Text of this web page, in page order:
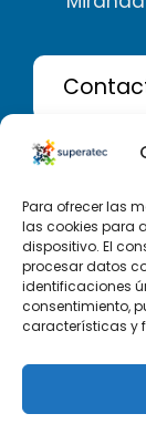
Para ofrecer las
las cookies para
dispositivo. El
procesar datos
identificaciones
consentimiento,
características y